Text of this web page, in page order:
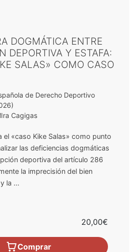
DOGMÁTICA ENTRE
DEPORTIVA Y ESTAFA:
SALAS» COMO CASO
de Derecho Deportivo
Cagigas
el «caso Kike Salas» como punto
las deficiencias dogmáticas
deportiva del artículo 286
la imprecisión del bien
la ...
20,00€
Comprar